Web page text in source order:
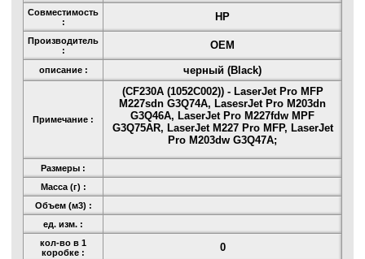
Совместимость
:
HP
Производитель
:
OEM
описание : черный (Black)
Примечание :
(CF230A (1052C002)) - LaserJet Pro MFP
M227sdn G3Q74A, LasesrJet Pro M203dn
G3Q46A, LaserJet Pro M227fdw MPF
G3Q75AR, LaserJet M227 Pro MFP, LaserJet
Pro M203dw G3Q47A;
Размеры :
Масса (г) :
Объем (м3) :
ед. изм. :
кол-во в 1
коробке :
0